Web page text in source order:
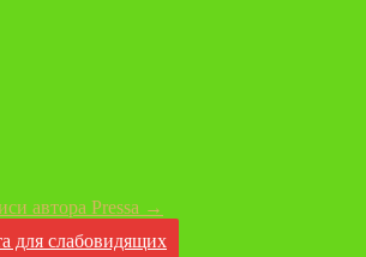
автора Pressa →
для слабовидящих